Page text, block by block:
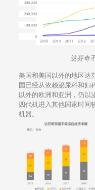
达芬奇
美国和美国以外的地区达
国已经从依赖泌尿科和妇
以外的欧洲和亚洲，仍以
四代机进入其他国家时间
机器。